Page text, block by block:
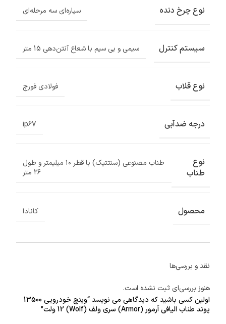
نوع چرخ دنده سیاره‌ای سه مرحله‌ای
سیستم کنترل سیمی و بی سیم با شعاع آنتن‌دهی 15 متر
نوع قلاب فولادی فورج
درجه ضدآبی ip67
نوع
طناب
طناب مصنوعی (سنتتیک) با قطر ۱۰ میلیمتر و طول
۲۶ متر
محصول کانادا
نقد و بررسی‌ها
هنوز بررسی‌ای ثبت نشده است.
اولین کسی باشید که دیدگاهی می نویسد “وینچ خودرویی 13500
پوند طناب الیافی آرمور (Armor) سری ولف (Wolf) 12 ولت”